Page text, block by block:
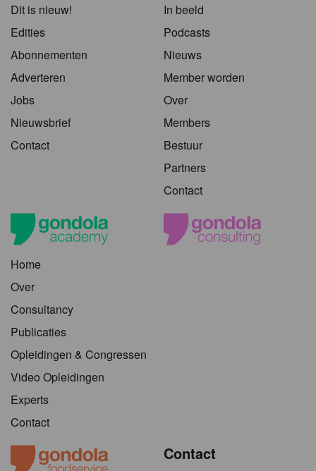
Dit is nieuw!
Edities
Abonnementen
Adverteren
Jobs
Nieuwsbrief
Contact
In beeld
Podcasts
Nieuws
Member worden
Over
Members
Bestuur
Partners
Contact
Home
Over
Consultancy
Publicaties
Opleidingen & Congressen
Video Opleidingen
Experts
Contact
Contact